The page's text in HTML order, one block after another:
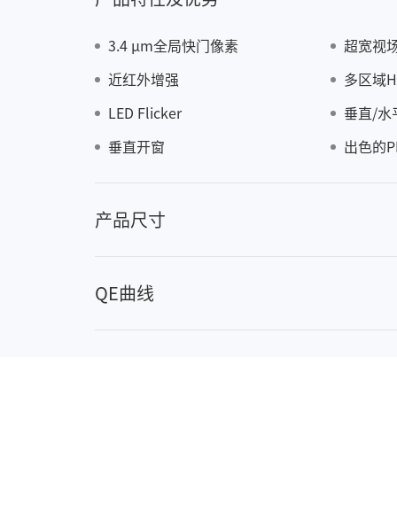
3.4 μm全局快门像素 超宽视
近红外增强 多区域
LED Flicker 垂直/水
垂直开窗 出色的
产品尺寸
QE曲线